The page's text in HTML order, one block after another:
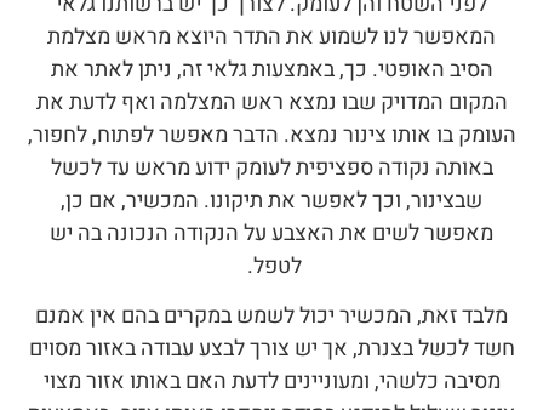
המאפשר לנו לשמוע את התדר היוצא מראש מצלמת
הסיב האופטי. כך, באמצעות גלאי זה, ניתן לאתר את
המקום המדויק שבו נמצא ראש המצלמה ואף לדעת את
העומק בו אותו צינור נמצא. הדבר מאפשר לפתוח, לחפור,
באותה נקודה ספציפית לעומק ידוע מראש עד לכשל
שבצינור, וכך לאפשר את תיקונו. המכשיר, אם כן,
מאפשר לשים את האצבע על הנקודה הנכונה בה יש
לטפל.
מלבד זאת, המכשיר יכול לשמש במקרים בהם אין אמנם
חשד לכשל בצנרת, אך יש צורך לבצע עבודה באזור מסוים
מסיבה כלשהי, ומעוניינים לדעת האם באותו אזור מצוי